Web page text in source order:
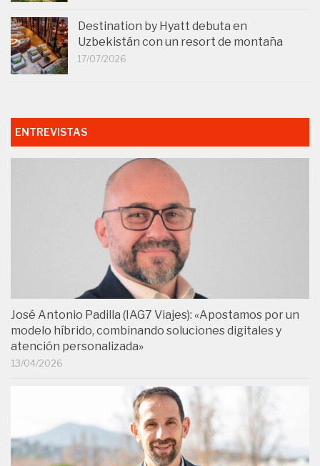
Destination by Hyatt debuta en
Uzbekistán con un resort de montaña
17/07/2026
ENTREVISTAS
José Antonio Padilla (IAG7 Viajes): «Apostamos por un
modelo híbrido, combinando soluciones digitales y
atención personalizada»
13/04/2026